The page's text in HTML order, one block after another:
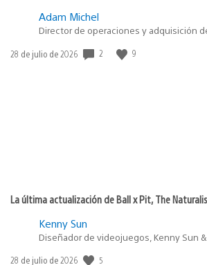
Adam Michel
Director de operaciones y adquisición
Fecha
28 de julio de 2026 2 9
La última actualización de Ball x Pit, The
Kenny Sun
Diseñador de videojuegos, Kenny Sun
Fecha
28 de julio de 2026 5